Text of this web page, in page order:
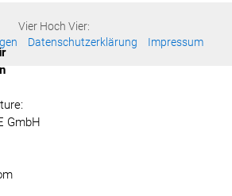
Vier Hoch Vier:
Datenschutzerklärung Impressum
GmbH